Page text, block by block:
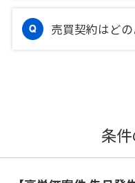
売買契約はど
条